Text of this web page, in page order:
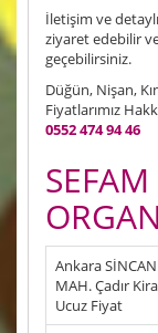
İletişim ve
ziyaret edebilir
geçebilirsiniz.
Düğün, Nişan,
Fiyatlarımız
0552 474 94 46
Ankara SİNCAN
MAH. Çadır
Ucuz Fiyat